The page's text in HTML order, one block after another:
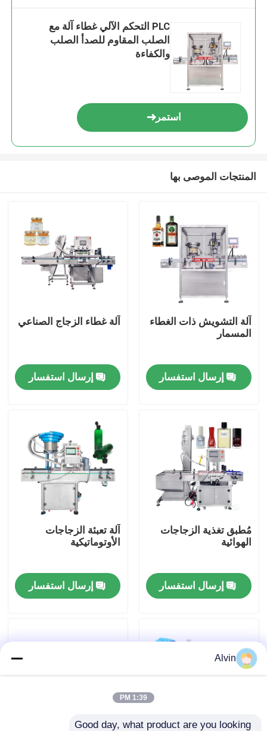
مسكن
منتجات
أشرطة فيديو
معلومات عنا
جولة في المعمل
مراقبة الجودة
أخبار
آلة وضع العلامات الأوتوماتيكية
PLC التحكم الآلي غطاء آلة مع
الصلب المقاوم للصدأ الصلب
والكفاءة
استمر
المنتجات الموصى بها
آلة التشويش ذات الغطاء
المسمار
إرسال استفسار
آلة غطاء الزجاج الصناعي
إرسال استفسار
مُطبق تغذية الزجاجات
الهوائية
إرسال استفسار
آلة تعبئة الزجاجات
الأوتوماتيكية
إرسال استفسار
Alvin
1:39 PM
Good day, what product are you looking